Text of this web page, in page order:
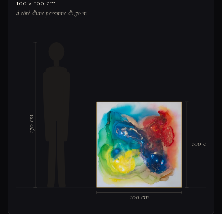
100 × 100 cm
à côté d'une personne d'1,70 m
100 cm
100 cm
170 cm